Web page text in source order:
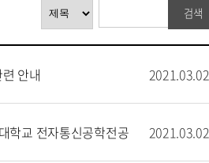
안내 2021.03.02
학교 전자통신공학전공 2021.03.02